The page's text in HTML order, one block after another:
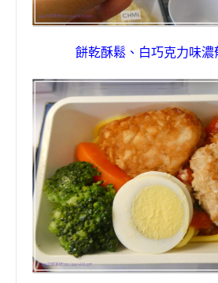
餅乾酥鬆、白巧克力味濃